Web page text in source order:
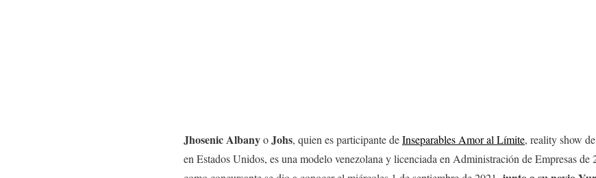
Jhosenic AlbanyoJohs, quien es participante deInseparables Amor al Límite, reality show de
en Estados Unidos, es una modelo venezolana y licenciada en Administración de Empresas de